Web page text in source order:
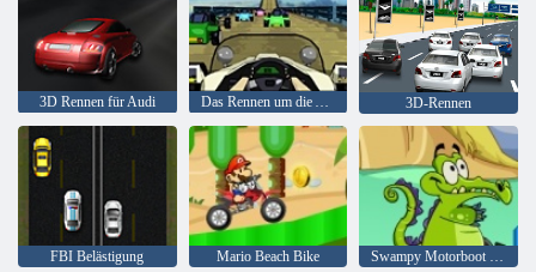
3D Rennen für Audi 3D-Rennen
FBI Belästigung Mario Beach Bike